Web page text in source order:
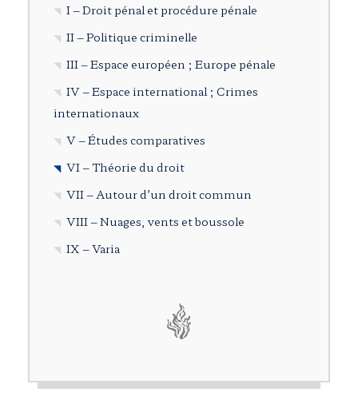
I – Droit pénal et procédure pénale
II – Politique criminelle
III – Espace européen ; Europe pénale
IV – Espace international ; Crimes
internationaux
V – Études comparatives
VI – Théorie du droit
VII – Autour d’un droit commun
VIII – Nuages, vents et boussole
IX – Varia